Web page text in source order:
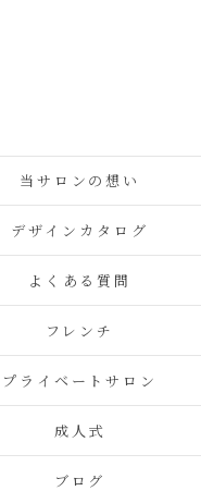
当サロンの想い
デザインカタログ
よくある質問
フレンチ
プライベートサロン
成人式
ブログ